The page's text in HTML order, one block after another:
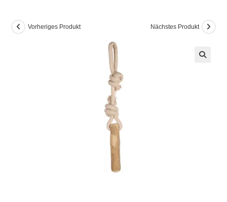
Vorheriges Produkt Nächstes Produkt